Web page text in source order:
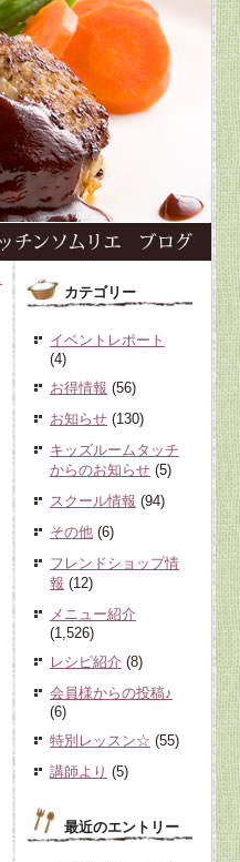
カテゴリー
イベントレポート
(4)
お得情報 (56)
お知らせ (130)
キッズルームタッチ
からのお知らせ (5)
スクール情報 (94)
その他 (6)
フレンドショップ情
報 (12)
メニュー紹介
(1,526)
レシピ紹介 (8)
会員様からの投稿♪
(6)
特別レッスン☆ (55)
講師より (5)
最近のエントリー